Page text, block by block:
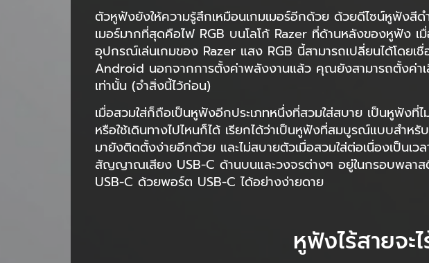
ตัวหูฟังยังให้ความรู้สึกเหมือนเกมเมอร์อีกด้วย ด้วยดีไซน์หูฟัง
เมอร์มากที่สุดคือไฟ RGB บนโลโก้ Razer ที่ด้านหลังของหูฟัง เมื่
อุปกรณ์เล่นเกมของ Razer แสง RGB นี้สามารถเปลี่ยนได้โดย
Android นอกจากการตั้งค่าพลังงานแล้ว คุณยังสามารถตั้งค่า
เท่านั้น (จำสิ่งนี้ไว้ก่อน)
เมื่อสวมใส่ก็ถือเป็นหูฟังอีกประเภทหนึ่งที่สวมใส่สบาย เป็นหูฟังที่ไ
หรือใช้เดินทางไปไหนก็ได้ เรียกได้ว่าเป็นหูฟังที่สมบูรณ์แบบสำ
มายังติดตั้งง่ายอีกด้วย และไม่สบายตัวเมื่อสวมใส่ต่อเนื่องเป็น
สัญญาณเสียง USB-C ด้านบนและวงจรต่างๆ อยู่ในกรอบพลาส
USB-C ด้วยพอร์ต USB-C ได้อย่างง่ายดาย
หูฟังไร้สายจะ